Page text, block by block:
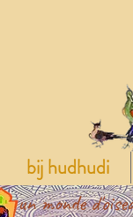
bij hudhudi
un monde